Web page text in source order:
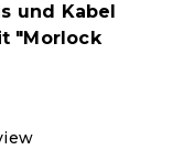
und Kabel
"Morlock